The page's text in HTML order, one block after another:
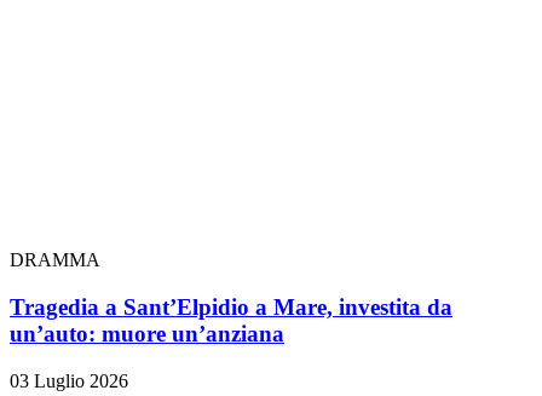
DRAMMA
Tragedia a Sant’Elpidio a Mare, investita da
un’auto: muore un’anziana
03 Luglio 2026